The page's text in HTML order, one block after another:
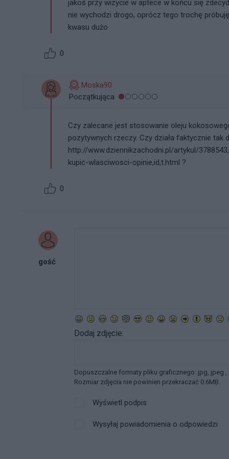
jakoś przy wizycie w aptece w końcu się
nie wychodzi drogo, oprócz tego trochę
kwasu dużo
0
Moska90
Początkująca
Czy zalecane jest stosowanie oleju
pozytywnych rzeczy. Czy działa faktycznie tak
http://www.dziennikzachodni.pl/artykul/
kupic-wlasciwosci-opinie,id,t.html ?
0
gość
Dodaj zdjęcie:
Dopuszczalne formaty pliku graficznego: jpg, jpeg ,
Rozmiar zdjęcia nie powinien przekraczać 0.6MB.
Wyświetl podpis
Wysyłaj powiadomienia o odpowiedzi